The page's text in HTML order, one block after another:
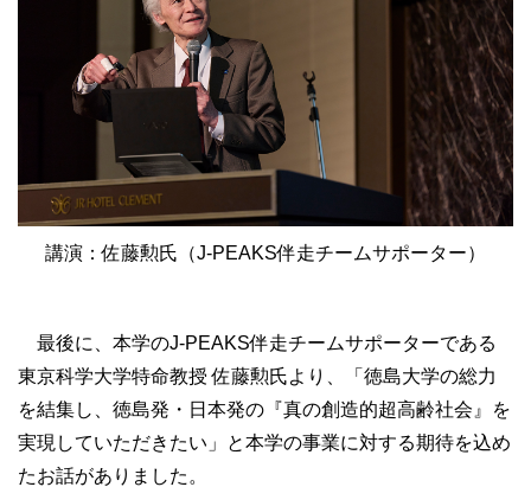
講演：佐藤勲氏（J-PEAKS伴走チームサポーター）
最後に、本学のJ-PEAKS伴走チームサポーターである
東京科学大学特命教授 佐藤勲氏より、「徳島大学の総力
を結集し、徳島発・日本発の『真の創造的超高齢社会』を
実現していただきたい」と本学の事業に対する期待を込め
たお話がありました。